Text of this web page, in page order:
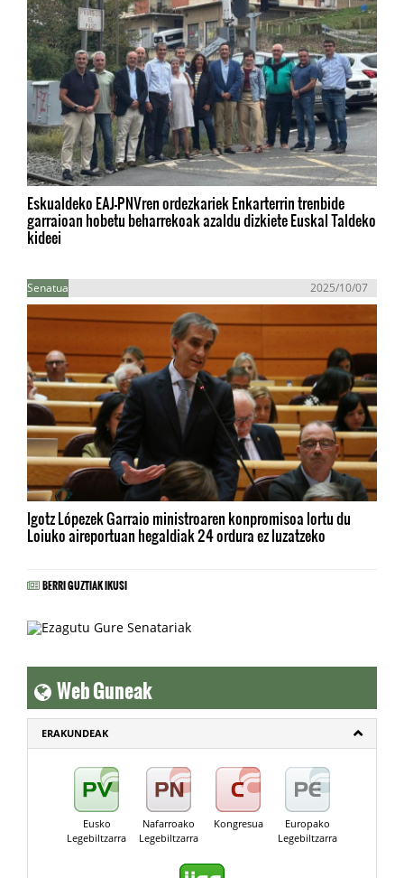
Eskualdeko EAJ-PNVren ordezkariek Enkarterrin trenbide
garraioan hobetu beharrekoak azaldu dizkiete Euskal Taldeko
kideei
Senatua 2025/10/07
Igotz Lópezek Garraio ministroaren konpromisoa lortu du
Loiuko aireportuan hegaldiak 24 ordura ez luzatzeko
BERRI GUZTIAK IKUSI
Web Guneak
ERAKUNDEAK
Eusko
Legebiltzarra
Nafarroako
Legebiltzarra
Kongresua
Europako
Legebiltzarra